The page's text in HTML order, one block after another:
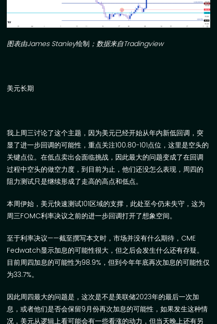
图表由James Stanley绘制 ；数据来自Tradingview
美元长期
我上周三讨论了这个主题，因为美元已经开始从年内新低回调，突
显了进一步回调的可能性，重点关注100.80-101点位，这里是空头的
关键点位。在低点卖出会面临挑战，因此最大的问题变成了在回调
过程中空头的做空力度，到目前为止，他们还没怎么表现，周四的
阻力测试只是继续形成了走高的高点和低点。
本周伊始，美元快速测试101区域的支撑，此处至今仍未失守，这为
周三FOMC利率决议之前的进一步回调打开了想象空间。
至于利率决议——截至撰写本文时，市场并没有什么期待， CME
Fedwatch显示加息的可能性很大，但之后会发生什么还有存疑。
目前周四加息的可能性为98.9% ，但到今年年底再次加息的可能性仅
为33.7%。
因此周四最大的问题是，这次是不是美联储2023年的最后一次加
息，或者他们是否会保留9月份再次加息的可能性，如果发生这种情
况，美元从逻辑上看可能会有一些看涨的动力，但当天晚上还有另